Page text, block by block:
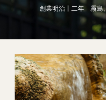
創業明治十二年 霧島